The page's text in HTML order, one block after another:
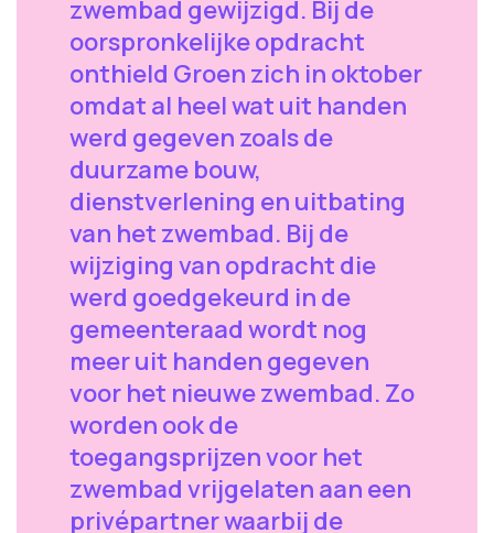
zwembad gewijzigd. Bij de
oorspronkelijke opdracht
onthield Groen zich in oktober
omdat al heel wat uit handen
werd gegeven zoals de
duurzame bouw,
dienstverlening en uitbating
van het zwembad. Bij de
wijziging van opdracht die
werd goedgekeurd in de
gemeenteraad wordt nog
meer uit handen gegeven
voor het nieuwe zwembad. Zo
worden ook de
toegangsprijzen voor het
zwembad vrijgelaten aan een
privépartner waarbij de